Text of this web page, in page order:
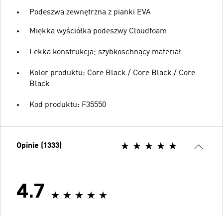
Podeszwa zewnętrzna z pianki EVA
Miękka wyściółka podeszwy Cloudfoam
Lekka konstrukcja; szybkoschnący materiał
Kolor produktu: Core Black / Core Black / Core
Black
Kod produktu: F35550
Opinie (1333)
4.7